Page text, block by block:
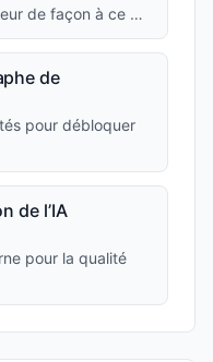
de façon à ce …
de
pour débloquer
de l’IA
pour la qualité